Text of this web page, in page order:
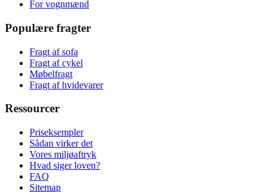
For vognmænd
Populære fragter
Fragt af sofa
Fragt af cykel
Møbelfragt
Fragt af hvidevarer
Ressourcer
Priseksempler
Sådan virker det
Vores miljøaftryk
Hvad siger loven?
FAQ
Sitemap